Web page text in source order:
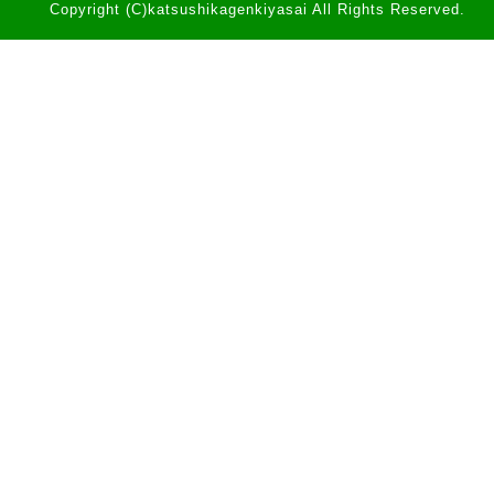
Copyright (C)katsushikagenkiyasai All Rights Reserved.